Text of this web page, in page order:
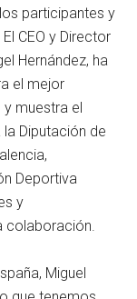
participantes y
CEO y Director
Hernández, ha
el mejor
muestra el
Diputación de
Deportiva
y
colaboración.
Miguel